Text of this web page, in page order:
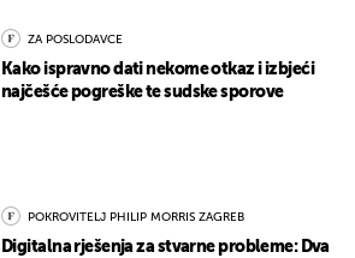
ZA POSLODAVCE
Kako ispravno dati nekome otkaz i izbjeći
najčešće pogreške te sudske sporove
POKROVITELJ PHILIP MORRIS ZAGREB
Digitalna rješenja za stvarne probleme: Dva